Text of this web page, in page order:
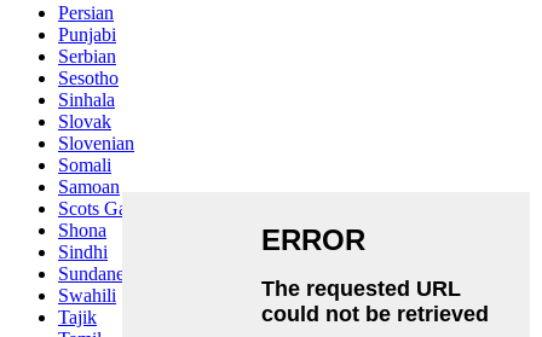
Persian
Punjabi
Serbian
Sesotho
Sinhala
Slovak
Slovenian
Somali
Samoan
Scots Gaelic
Shona
Sindhi
Sundanese
Swahili
Tajik